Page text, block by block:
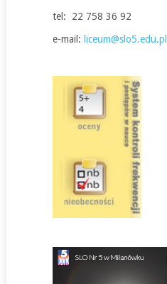
tel: 22 758 36 92
e-mail: liceum@slo5.edu.pl